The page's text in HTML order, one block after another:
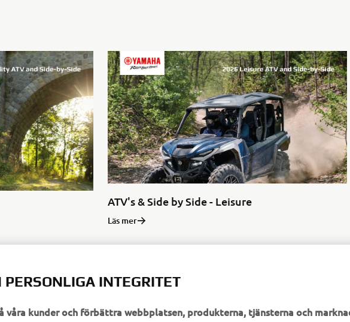
ATV's & Side by Side - Leisure
Läs mer
INTEGRITET
våra kunder och förbättra webbplatsen, produkterna, tjänsterna och